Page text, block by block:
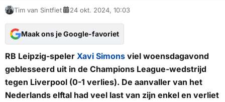
Tim van Sintfiet 24 okt. 2024, 10:03
Maak ons je Google-favoriet
RB Leipzig-speler Xavi Simons viel woensdagavond
geblesseerd uit in de Champions League-wedstrijd
tegen Liverpool (0-1 verlies). De aanvaller van het
Nederlands elftal had veel last van zijn enkel en verliet